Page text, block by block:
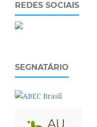
REDES SOCIAIS
SEGNATÁRIO